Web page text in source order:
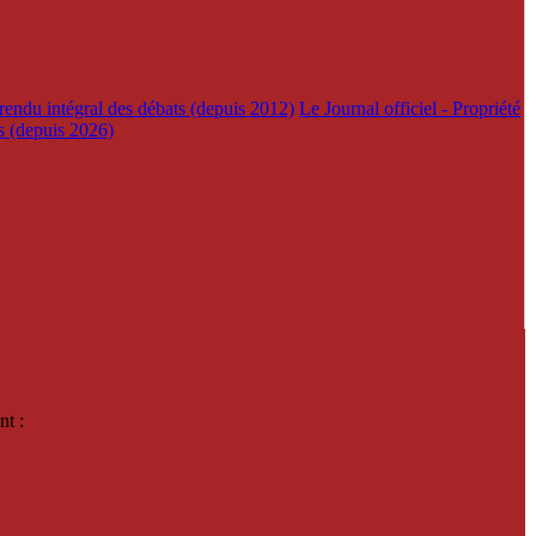
intégral des débats (depuis 2012) Le Journal officiel - Propriété
(depuis 2026)
: